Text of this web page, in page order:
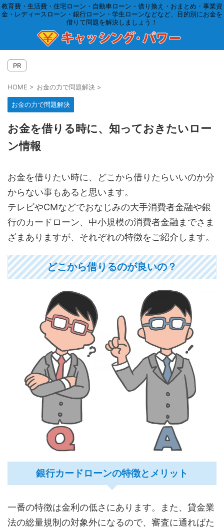
教育費・生活費・住宅ローン・自動車ローン・借り換え・おまとめ・事業資
金・レディースローン・銀行ローン・学生ローンなどなど、目的別にお金を
借りて問題を解決しましょう！
PR
HOME > お金の力で問題解決 >
お金の力で問題解決
お金を借りる時に、知っておきたいロー
ン情報
お金を借りたい時に、どこから借りたらいいのか分
からない事もあると思います。
テレビやCMなどでおなじみの大手消費者金融や銀
行のカードローン、中小規模の消費者金融までさま
ざまありますが、それぞれの特徴をご紹介します。
どこから借りるのが良いの？
銀行カードローンの特徴とメリット
一番の特徴は金利の低さにあります。また、貸金業
法の総量規制の対象外になるので、審査に通ればた